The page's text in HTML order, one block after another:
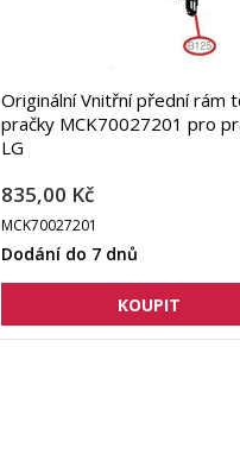
Originální Vnitřní přední rám
pračky MCK70027201 pro
LG
835,00 Kč
MCK70027201
Dodání do 7 dnů